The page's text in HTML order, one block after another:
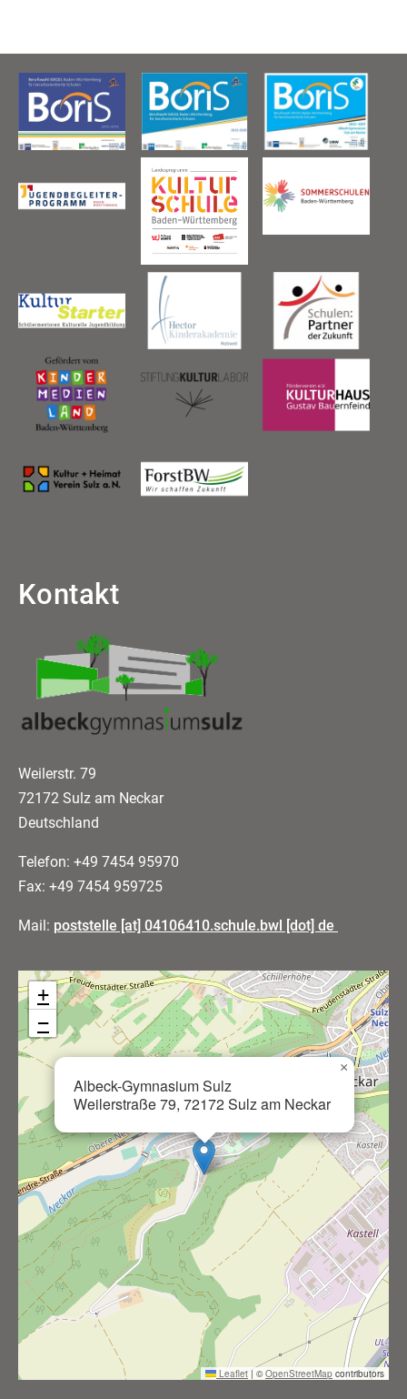
Kontakt
Weilerstr. 79
72172 Sulz am Neckar
Deutschland
Telefon: +49 7454 95970
Fax: +49 7454 959725
Mail: poststelle [at] 04106410.schule.bwl [dot] de
Albeck-Gymnasium Sulz
Weilerstraße 79, 72172 Sulz am Neckar
×
+
−
Leaflet | ©OpenStreetMap contributors